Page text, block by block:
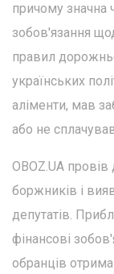
причому значна
зобов'язання
правил
українських
аліменти, мав
або не
OBOZ.UA
боржників і
депутатів.
фінансові
обранців